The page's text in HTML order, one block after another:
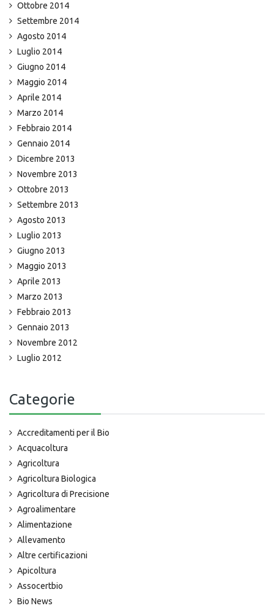
Ottobre 2014
Settembre 2014
Agosto 2014
Luglio 2014
Giugno 2014
Maggio 2014
Aprile 2014
Marzo 2014
Febbraio 2014
Gennaio 2014
Dicembre 2013
Novembre 2013
Ottobre 2013
Settembre 2013
Agosto 2013
Luglio 2013
Giugno 2013
Maggio 2013
Aprile 2013
Marzo 2013
Febbraio 2013
Gennaio 2013
Novembre 2012
Luglio 2012
Categorie
Accreditamenti per il Bio
Acquacoltura
Agricoltura
Agricoltura Biologica
Agricoltura di Precisione
Agroalimentare
Alimentazione
Allevamento
Altre certificazioni
Apicoltura
Assocertbio
Bio News